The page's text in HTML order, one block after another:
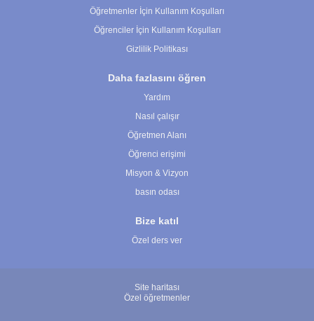
Öğretmenler İçin Kullanım Koşulları
Öğrenciler İçin Kullanım Koşulları
Gizlilik Politikası
Daha fazlasını öğren
Yardım
Nasıl çalışır
Öğretmen Alanı
Öğrenci erişimi
Misyon & Vizyon
basın odası
Bize katıl
Özel ders ver
Site haritası
Özel öğretmenler